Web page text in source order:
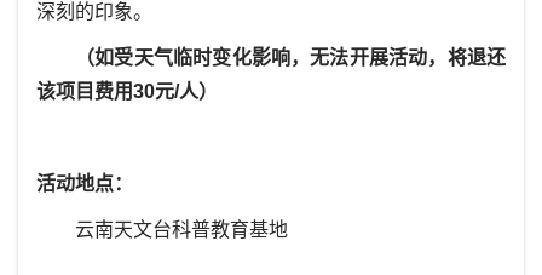
深刻的印象。
（如受天气临时变化影响，无法开展活动，将退还
该项目费用30元/人）
活动地点：
云南天文台科普教育基地